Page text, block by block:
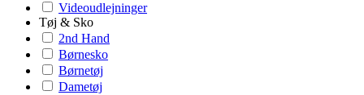
Videoudlejninger
Tøj & Sko
2nd Hand
Børnesko
Børnetøj
Dametøj